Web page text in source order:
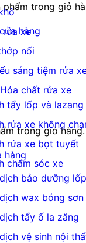
phẩm trong giỏ
hàng
trong giỏ hàng.
hàng
rửa xe
nối
sáng tiệm rửa
chất rửa xe
tẩy lốp và lazang
rửa xe không
rửa xe bọt tuyết
chăm sóc xe
bảo dưỡng lốp
wax bóng sơn
tẩy ố la zăng
vệ sinh nội